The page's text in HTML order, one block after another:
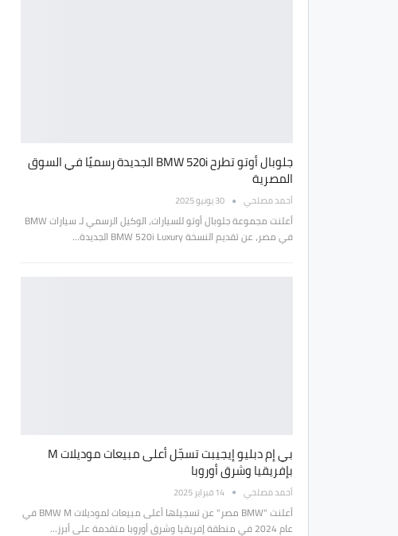
جلوبال أوتو تطرح BMW 520i الجديدة رسميًا في السوق
المصرية
أحمد مصلحي 30 يونيو 2025
أعلنت مجموعة جلوبال أوتو للسيارات، الوكيل الرسمي لـ سيارات BMW
في مصر، عن تقديم النسخة BMW 520i Luxury الجديدة…
بي إم دبليو إيجيبت تسجّل أعلى مبيعات موديلات M
بإفريقيا وشرق أوروبا
أحمد مصلحي 14 فبراير 2025
أعلنت "BMW مصر" عن تسجيلها أعلى مبيعات لموديلات BMW M في
عام 2024 في منطقة إفريقيا وشرق أوروبا متقدمة على أبرز…